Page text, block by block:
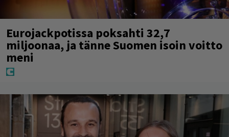
Eurojackpotissa poksahti 32,7
miljoonaa, ja tänne Suomen isoin voitto
meni